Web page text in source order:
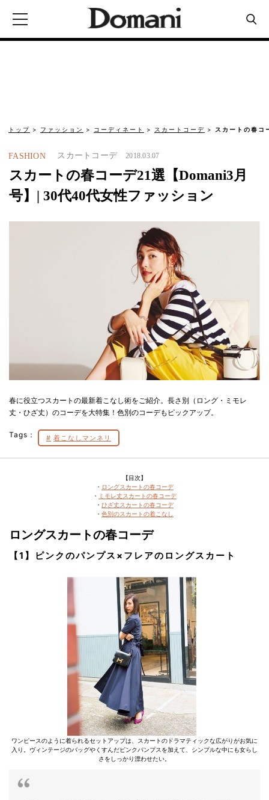
トップ ファッション コーディネート スカートコーデ スカートの春
FASHION スカートコーデ 2018.03.07
スカートの春コーデ21選【Domani3月
号】| 30代40代女性ファッション
春に役立つスカートの最新着こなし術をご紹介。長さ別（ロング・ミモレ
丈・ひざ丈）のコーデを大特集！色別のコーデもピックアップ。
Tags： 着こなしマンネリ
【目次】
・ ロングスカートの春コーデ
・ ミモレ丈スカートの春コーデ
・ ひざ丈スカートの春コーデ
・ 色別のスカートの着こなし
ロングスカートの春コーデ
【1】ピンクのパンプス×フレアのロングスカート
ワンピースのように着られるセットアップは、スカートのドラマティックな広がりがお気に
入り。ヴィンテージのバッグやくすんだピンクパンプスを加えて、シンプルな中にも女らし
さをしっかり漂わせたい。